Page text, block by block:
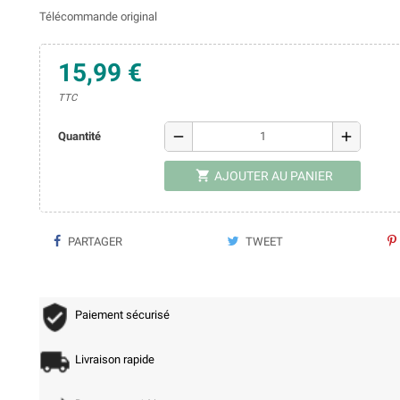
Télécommande original
15,99 €
TTC
Quantité remove add
 AJOUTER AU PANIER
PARTAGER TWEET
Paiement sécurisé
Livraison rapide